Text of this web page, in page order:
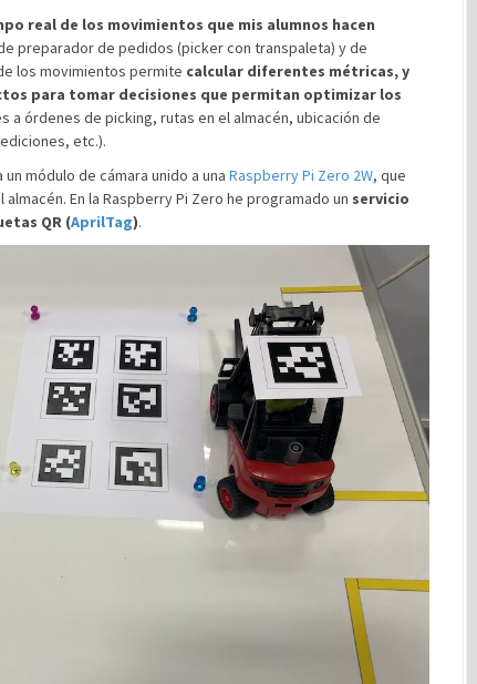
real de los movimientos que mis alumnos hacen
preparador de pedidos (picker con transpaleta) y de
los movimientos permite calcular diferentes métricas, y
para tomar decisiones que permitan optimizar los
órdenes de picking, rutas en el almacén, ubicación de
etc.).
módulo de cámara unido a una Raspberry Pi Zero 2W, que
En la Raspberry Pi Zero he programado un servicio
QR (AprilTag).